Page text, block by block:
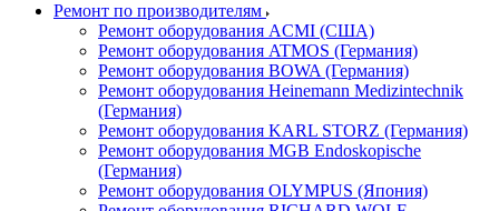
Ремонт по производителям
Ремонт оборудования ACMI (США)
Ремонт оборудования ATMOS (Германия)
Ремонт оборудования BOWA (Германия)
Ремонт оборудования Heinemann Medizintechnik
(Германия)
Ремонт оборудования KARL STORZ (Германия)
Ремонт оборудования MGB Endoskopische
(Германия)
Ремонт оборудования OLYMPUS (Япония)